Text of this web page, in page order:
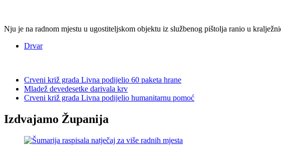
Nju je na radnom mjestu u ugostiteljskom objektu iz službenog pištolja ranio u
Drvar
Crveni križ grada Livna podijelio 60 paketa hrane
Mladež devedesetke darivala krv
Crveni križ grada Livna podijelio humanitarnu pomoć
Izdvajamo Županija